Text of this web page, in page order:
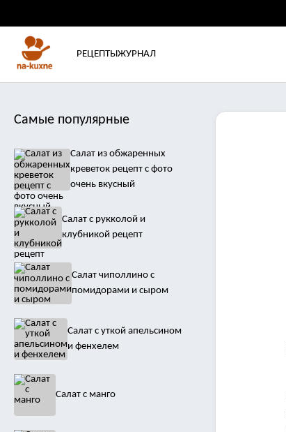
РЕЦЕПТЫЖУРНАЛ
Самые популярные
Салат из обжаренных
креветок рецепт с фото
очень вкусный
Салат с рукколой и
клубникой рецепт
Салат чиполлино с
помидорами и сыром
Салат с уткой апельсином
и фенхелем
Салат с манго